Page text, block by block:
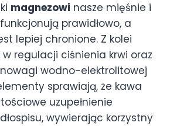
magnezowi nasze mięśnie i
prawidłowo, a
lepiej chronione. Z kolei
regulacji ciśnienia krwi oraz
wodno-elektrolitowej
sprawiają, że kawa
uzupełnienie
wywierając korzystny